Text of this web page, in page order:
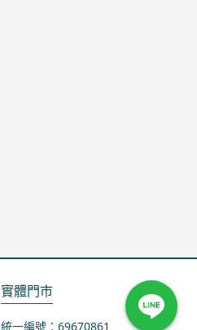
實體門市
統一編號：69670861